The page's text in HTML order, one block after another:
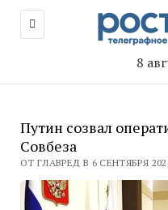
8
Путин созвал
Совбеза
ОТ ГЛАВРЕД В 6 СЕНТЯБРЯ